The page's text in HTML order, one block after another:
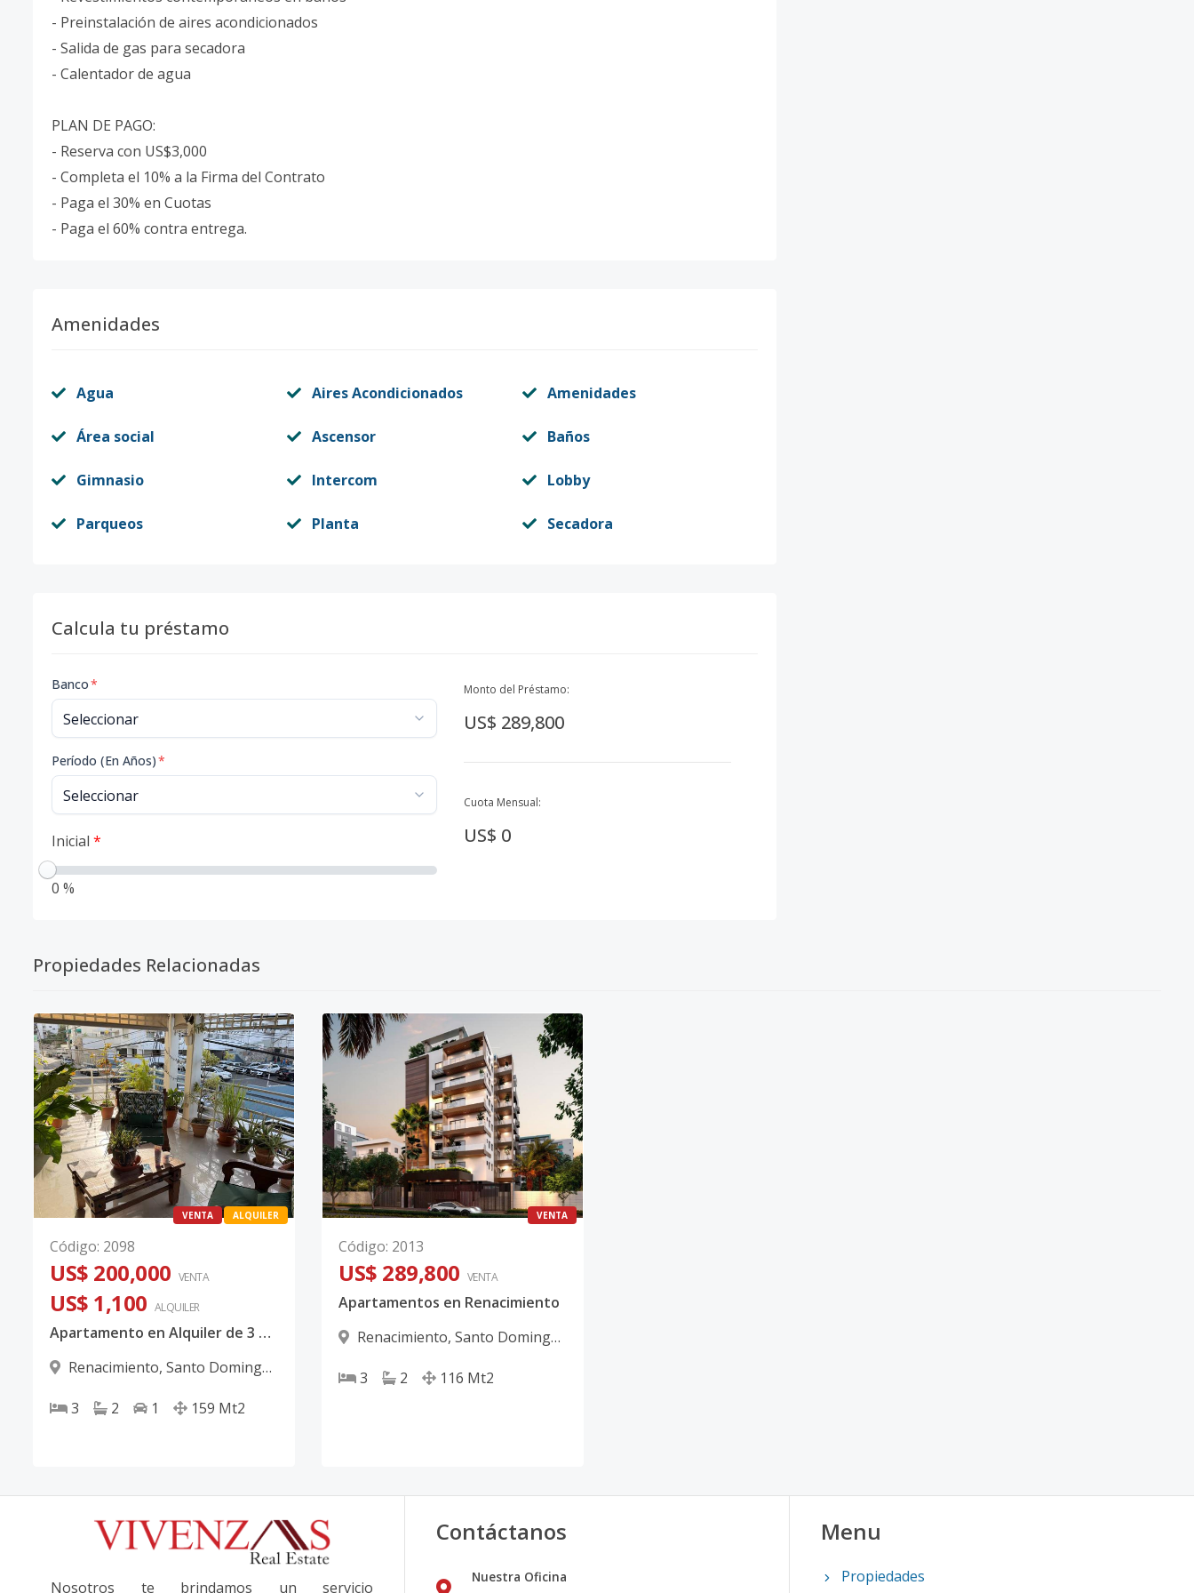
- Preinstalación de aires acondicionados
- Salida de gas para secadora
- Calentador de agua
PLAN DE PAGO:
- Reserva con US$3,000
- Completa el 10% a la Firma del Contrato
- Paga el 30% en Cuotas
- Paga el 60% contra entrega.
Amenidades
Agua Aires Acondicionados Amenidades
Área social Ascensor Baños
Gimnasio Intercom Lobby
Parqueos Planta Secadora
Calcula tu préstamo
Banco*
Período (En Años)*
Inicial *
0 %
Monto del Préstamo:
US$ 289,800
Cuota Mensual:
US$ 0
Propiedades Relacionadas
VENTA ALQUILER
Código: 2098
US$ 200,000 VENTA
US$ 1,100 ALQUILER
Apartamento en Alquiler de 3 Habitaciones en Renacimiento | 159 m² | US$1,100
Renacimiento, Santo Domingo
3
2 1 159 Mt2
VENTA
Código: 2013
US$ 289,800 VENTA
Apartamentos en Renacimiento
Renacimiento, Santo Domingo
3
2 116 Mt2
Nosotros te brindamos un servicio
Contáctanos
Nuestra Oficina
Menu
Propiedades